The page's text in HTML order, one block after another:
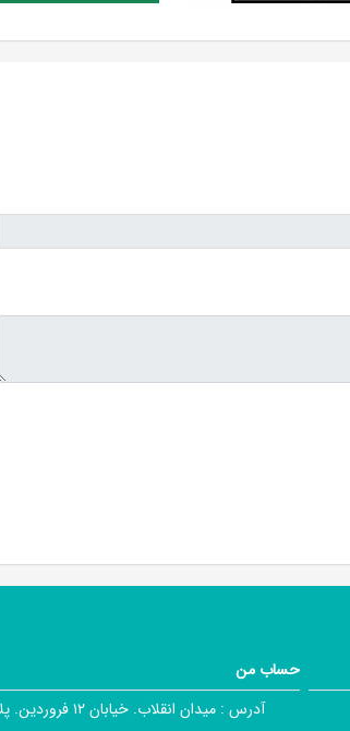
حساب من
آدرس : میدان انقلاب. خیابان ۱۲ فروردین. پلاک ۳۱۶